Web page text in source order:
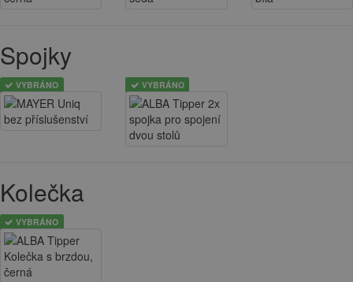
Spojky
VYBRÁNO VYBRÁNO
Kolečka
VYBRÁNO